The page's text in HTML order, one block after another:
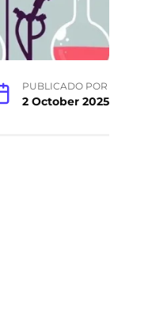
PUBLICADO POR
2 October 2025